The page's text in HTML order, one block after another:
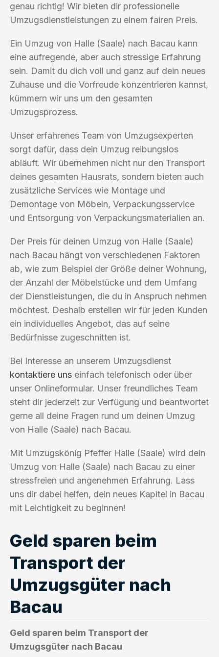
genau richtig! Wir bieten dir professionelle
Umzugsdienstleistungen zu einem fairen Preis.
Ein Umzug von Halle (Saale) nach Bacau kann
eine aufregende, aber auch stressige Erfahrung
sein. Damit du dich voll und ganz auf dein neues
Zuhause und die Vorfreude konzentrieren kannst,
kümmern wir uns um den gesamten
Umzugsprozess.
Unser erfahrenes Team von Umzugsexperten
sorgt dafür, dass dein Umzug reibungslos
abläuft. Wir übernehmen nicht nur den Transport
deines gesamten Hausrats, sondern bieten auch
zusätzliche Services wie Montage und
Demontage von Möbeln, Verpackungsservice
und Entsorgung von Verpackungsmaterialien an.
Der Preis für deinen Umzug von Halle (Saale)
nach Bacau hängt von verschiedenen Faktoren
ab, wie zum Beispiel der Größe deiner Wohnung,
der Anzahl der Möbelstücke und dem Umfang
der Dienstleistungen, die du in Anspruch nehmen
möchtest. Deshalb erstellen wir für jeden Kunden
ein individuelles Angebot, das auf seine
Bedürfnisse zugeschnitten ist.
Bei Interesse an unserem Umzugsdienst
kontaktiere uns einfach telefonisch oder über
unser Onlineformular. Unser freundliches Team
steht dir jederzeit zur Verfügung und beantwortet
gerne all deine Fragen rund um deinen Umzug
von Halle (Saale) nach Bacau.
Mit Umzugskönig Pfeffer Halle (Saale) wird dein
Umzug von Halle (Saale) nach Bacau zu einer
stressfreien und angenehmen Erfahrung. Lass
uns dir dabei helfen, dein neues Kapitel in Bacau
mit Leichtigkeit zu beginnen!
Geld sparen beim
Transport der
Umzugsgüter nach
Bacau
Geld sparen beim Transport der
Umzugsgüter nach Bacau